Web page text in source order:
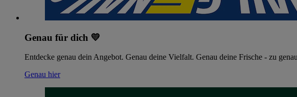
Genau für dich 💛
Entdecke genau dein Angebot. Genau deine Vielfalt. Genau deine Frische - zu
Genau hier